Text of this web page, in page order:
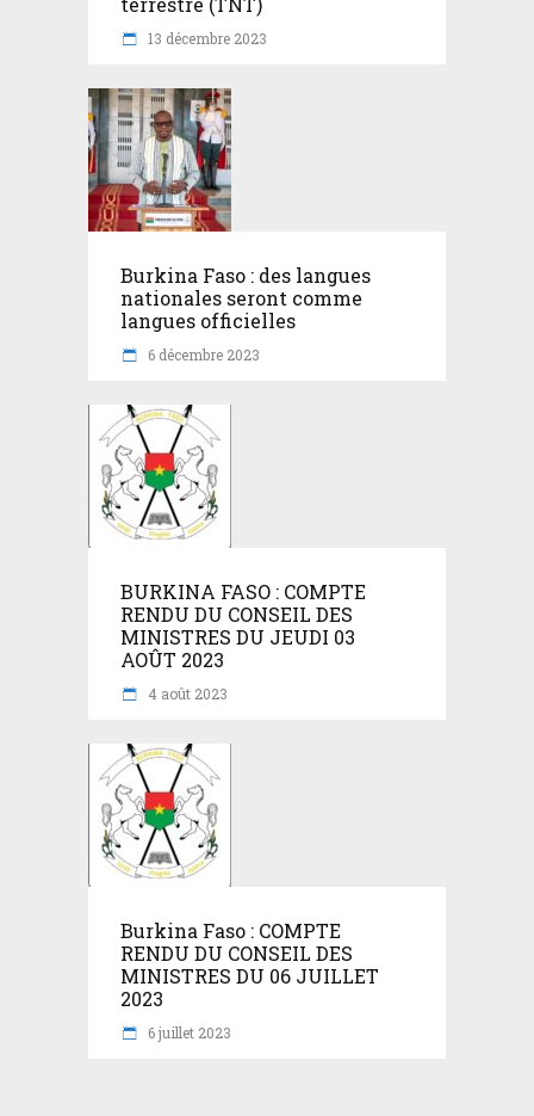
13 décembre 2023
Burkina Faso : des langues
nationales seront comme
langues officielles
6 décembre 2023
BURKINA FASO : COMPTE
RENDU DU CONSEIL DES
MINISTRES DU JEUDI 03
AOÛT 2023
4 août 2023
Burkina Faso : COMPTE
RENDU DU CONSEIL DES
MINISTRES DU 06 JUILLET
2023
6 juillet 2023